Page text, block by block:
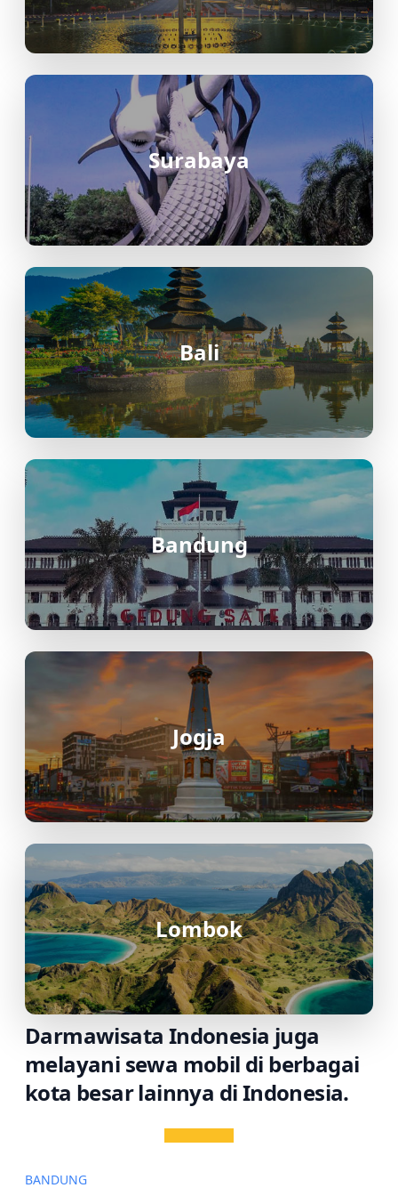
(BDJ): Terletak di Kecamatan Landasan Ulin,
bandara ini merupakan akses utama udara
yang menghubungkan
Banjarbaru/Banjarmasin dengan kota-kota
besar di Indonesia.
Stasiun Klimatologi (BMKG): Berlokasi di
Jl. Trikora, Kelurahan Sungai Besar, Kec.
Banjarbaru Selatan, Kalimantan Selatan. Ini
adalah Stasiun Koordinator Provinsi untuk
pengamatan cuaca..
Stasiun Pengisian Kendaraan Listrik
(SPKLU): Terdapat SPKLU di kawasan Kantor
Sekretariat Daerah Provinsi Kalimantan
Selatan.
Terminal
Terminal Gambut Barakat (Km 17):
Terminal tipe A yang berfungsi sebagai
pusat transit angkutan antar kota dalam
provinsi (AKAP).
Surabaya
Bali
Bandung
Jogja
Lombok
Darmawisata Indonesia juga
melayani sewa mobil di berbagai
kota besar lainnya di Indonesia.
BANDUNG